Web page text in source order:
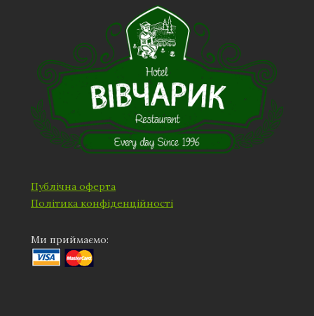
Публічна оферта
Політика конфіденційності
Ми приймаємо: